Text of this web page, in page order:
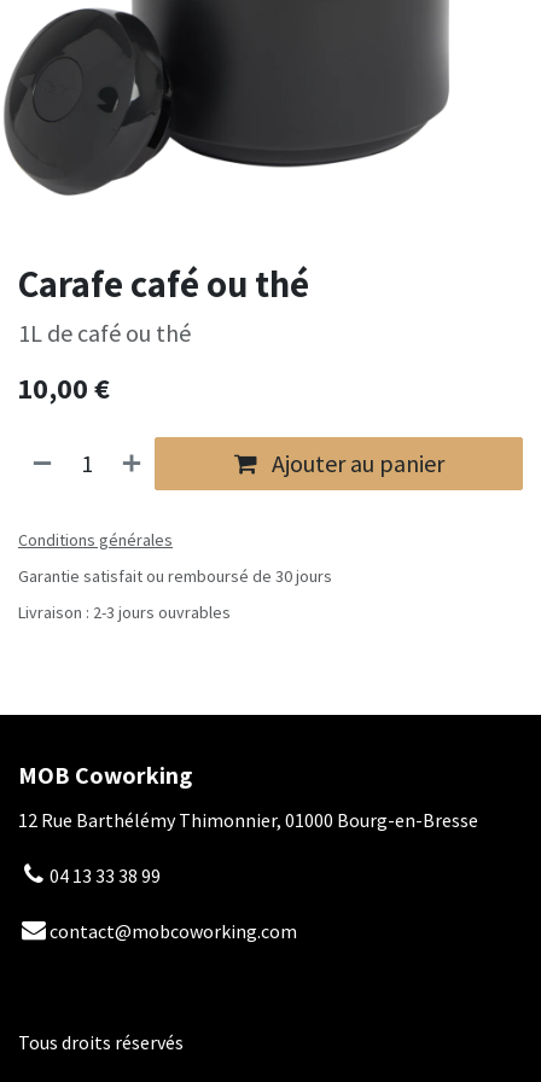
Carafe café ou thé
1L de café ou thé
10,00€
Ajouter au panier
Conditions générales
Garantie satisfait ou remboursé de 30 jours
Livraison : 2-3 jours ouvrables
MOB Coworking
12 Rue Barthélémy Thimonnier, 01000 Bourg-en-Bresse
04 13 33 38 99
contact@mobcoworking.com
Tous droits réservés